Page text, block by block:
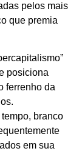
pelos mais
que premia
posiciona
ferrenho da
branco
em sua